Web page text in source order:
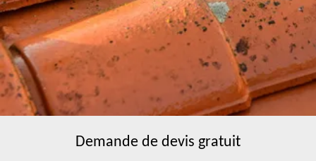
Demande de devis gratuit